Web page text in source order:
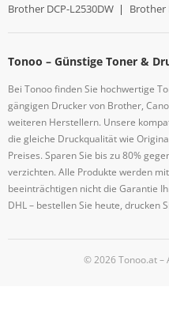
Brother DCP-L2530DW | Brother
Tonoo – Günstige Toner &
Bei Tonoo finden Sie hochwertige
gängigen Drucker von Brother,
weiteren Herstellern. Unsere
die gleiche Druckqualität wie
Preises. Sparen Sie bis zu 80%
verzichten. Alle Produkte werden mit
beeinträchtigen nicht die Garantie
DHL – bestellen Sie heute, drucken
© 2026 Tonoo.at –